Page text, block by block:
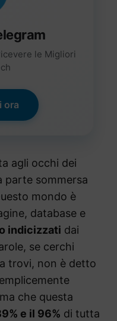
le Migliori
ora
agli occhi dei
parte sommersa
mondo è
database e
indicizzati dai
se cerchi
trovi, non è detto
che questa
e il 96% di tutta